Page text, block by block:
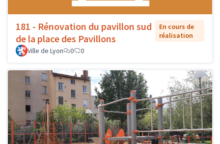
181 - Rénovation du pavillon sud
de la place des Pavillons
En cours de
réalisation
Ville de Lyon
0 0